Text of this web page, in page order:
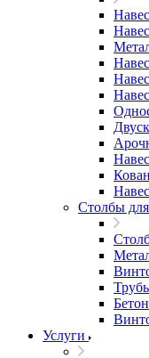
Столбы для
Услуги